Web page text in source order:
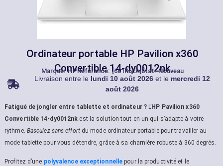
Ordinateur portable HP Pavilion x360
Convertible 14-dy0012nk
Marque:HP Référance: [601K5EA]État: Nouveau
Livraison entre le lundi 10 août 2026et le mercredi 12
août 2026
Fatigué de jongler entre tablette et ordinateur ?L’HP Pavilion x360
Convertible 14-dy0012nk est la solution tout-en-un qui s’adapte à votre
rythme. Basculez sans effortdu mode ordinateur portable pour travailler au
mode tablette pour vous détendre, grâce à sa charnière robuste à 360 degrés.
Profitez d’une polyvalence exceptionnelle pour la productivité et le